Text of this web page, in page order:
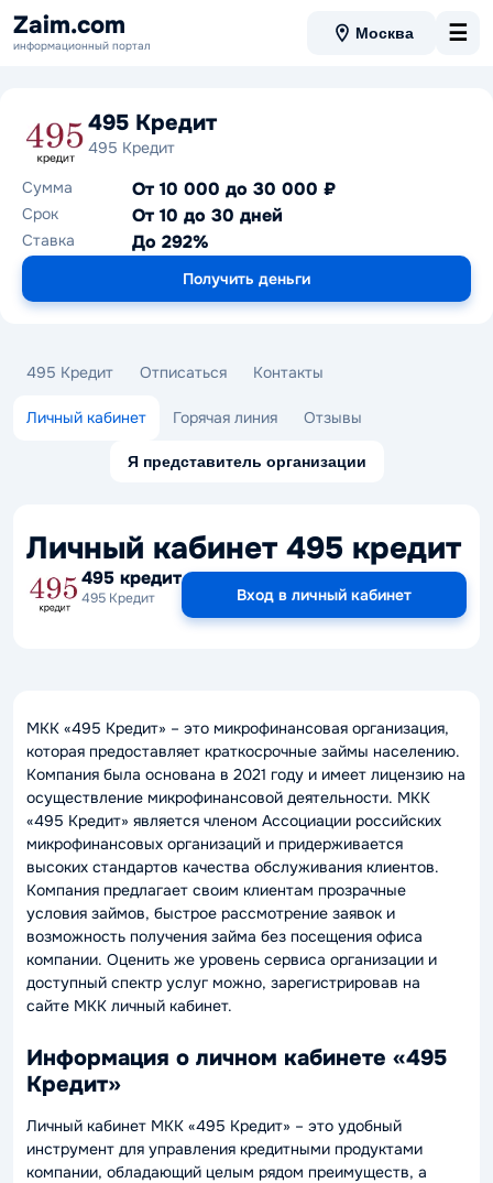
Zaim.com
информационный портал
Москва ☰
495 Кредит
495 Кредит
Сумма
От 10 000 до 30 000 ₽
Срок От 10 до 30 дней
Ставка До 292%
Получить деньги
495 Кредит Отписаться Контакты
Личный кабинет Горячая линия Отзывы
Я представитель организации
Личный кабинет 495 кредит
495 кредит
495 Кредит Вход в личный кабинет
МКК «495 Кредит» – это микрофинансовая организация,
которая предоставляет краткосрочные займы населению.
Компания была основана в 2021 году и имеет лицензию на
осуществление микрофинансовой деятельности. МКК
«495 Кредит» является членом Ассоциации российских
микрофинансовых организаций и придерживается
высоких стандартов качества обслуживания клиентов.
Компания предлагает своим клиентам прозрачные
условия займов, быстрое рассмотрение заявок и
возможность получения займа без посещения офиса
компании. Оценить же уровень сервиса организации и
доступный спектр услуг можно, зарегистрировав на
сайте МКК личный кабинет.
Информация о личном кабинете «495
Кредит»
Личный кабинет МКК «495 Кредит» – это удобный
инструмент для управления кредитными продуктами
компании, обладающий целым рядом преимуществ, а